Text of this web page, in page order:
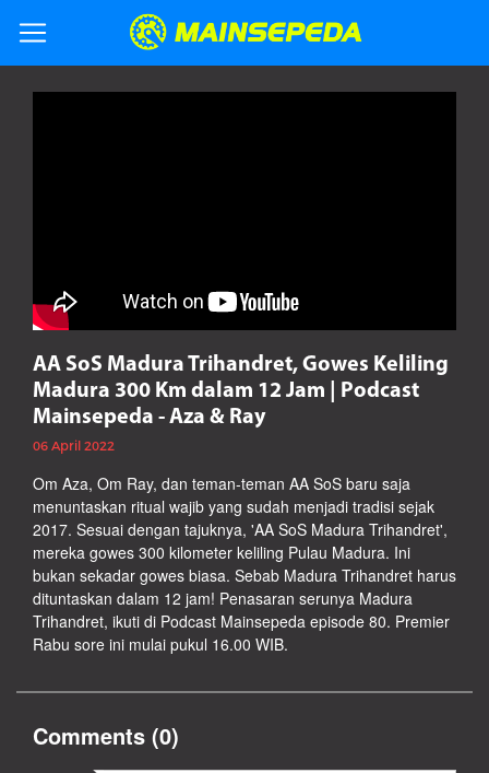
AA SoS Madura Trihandret, Gowes Keliling
Madura 300 Km dalam 12 Jam | Podcast
Mainsepeda - Aza & Ray
06 April 2022
Om Aza, Om Ray, dan teman-teman AA SoS baru saja
menuntaskan ritual wajib yang sudah menjadi tradisi sejak
2017. Sesuai dengan tajuknya, 'AA SoS Madura Trihandret',
mereka gowes 300 kilometer keliling Pulau Madura. Ini
bukan sekadar gowes biasa. Sebab Madura Trihandret harus
dituntaskan dalam 12 jam! Penasaran serunya Madura
Trihandret, ikuti di Podcast Mainsepeda episode 80. Premier
Rabu sore ini mulai pukul 16.00 WIB.
Comments (0)